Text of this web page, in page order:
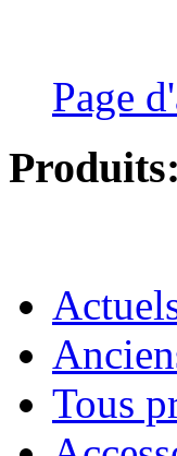
Page
Produits:
Tous